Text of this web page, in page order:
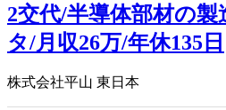
2交代/半導体部材の
タ/月収26万/年休135日
株式会社平山 東日本